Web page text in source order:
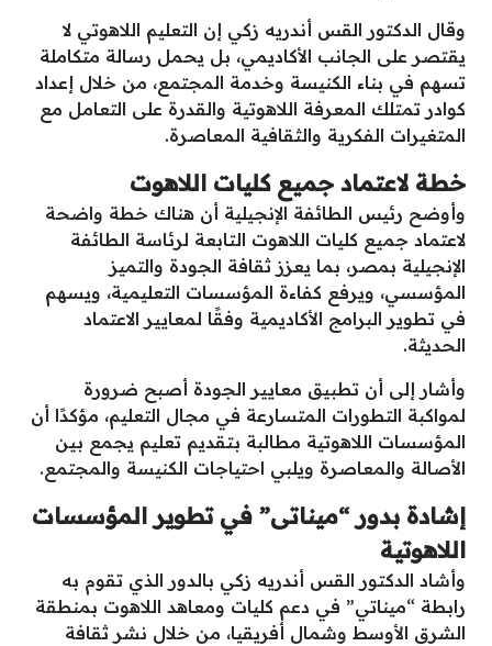
وقال الدكتور القس أندريه زكي إن التعليم اللاهوتي لا
يقتصر على الجانب الأكاديمي، بل يحمل رسالة متكاملة
تسهم في بناء الكنيسة وخدمة المجتمع، من خلال إعداد
كوادر تمتلك المعرفة اللاهوتية والقدرة على التعامل مع
المتغيرات الفكرية والثقافية المعاصرة.
خطة لاعتماد جميع كليات اللاهوت
وأوضح رئيس الطائفة الإنجيلية أن هناك خطة واضحة
لاعتماد جميع كليات اللاهوت التابعة لرئاسة الطائفة
الإنجيلية بمصر، بما يعزز ثقافة الجودة والتميز
المؤسسي، ويرفع كفاءة المؤسسات التعليمية، ويسهم
في تطوير البرامج الأكاديمية وفقًا لمعايير الاعتماد
الحديثة.
وأشار إلى أن تطبيق معايير الجودة أصبح ضرورة
لمواكبة التطورات المتسارعة في مجال التعليم، مؤكدًا أن
المؤسسات اللاهوتية مطالبة بتقديم تعليم يجمع بين
الأصالة والمعاصرة ويلبي احتياجات الكنيسة والمجتمع.
إشادة بدور “ميناتى” في تطوير المؤسسات
اللاهوتية
وأشاد الدكتور القس أندريه زكي بالدور الذي تقوم به
رابطة “ميناتي” في دعم كليات ومعاهد اللاهوت بمنطقة
الشرق الأوسط وشمال أفريقيا، من خلال نشر ثقافة